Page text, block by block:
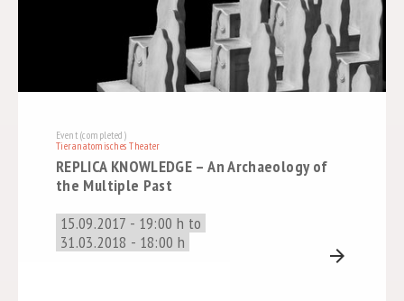
Event (completed)
Tieranatomisches Theater
REPLICA KNOWLEDGE – An Archaeology of
the Multiple Past
15.09.2017 - 19:00 h to
31.03.2018 - 18:00 h
arrow_forward